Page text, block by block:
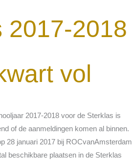
2017-2018
vol
2017-2018 voor de Sterklas is
of de aanmeldingen komen al binnen.
28 januari 2017 bij ROCvanAmsterdam
beschikbare plaatsen in de Sterklas